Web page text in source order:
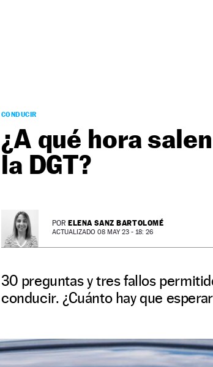
CONDUCIR
¿A qué hora
la DGT?
POR ELENA SANZ BARTOLOMÉ
ACTUALIZADO 08 MAY 23 - 18: 26
30 preguntas y tres fallos
conducir. ¿Cuánto hay que